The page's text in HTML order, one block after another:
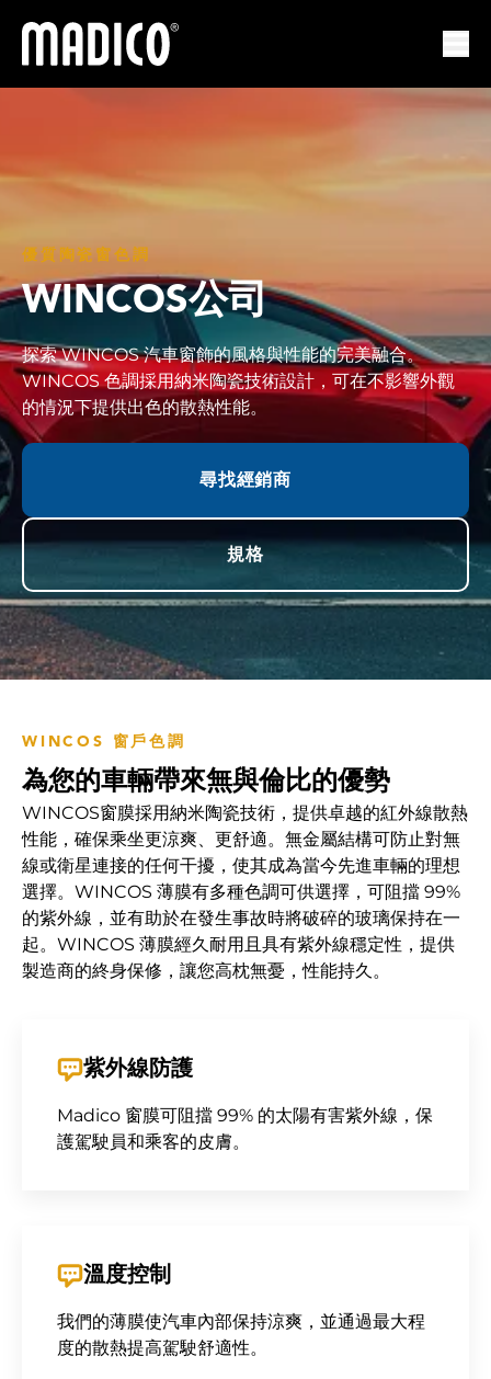
馬迪科
優質陶瓷窗色調
WINCOS公司
探索 WINCOS 汽車窗飾的風格與性能的完美融合。
WINCOS 色調採用納米陶瓷技術設計，可在不影響外觀
的情況下提供出色的散熱性能。
尋找經銷商
規格
WINCOS 窗戶色調
為您的車輛帶來無與倫比的優勢
WINCOS窗膜採用納米陶瓷技術，提供卓越的紅外線散熱
性能，確保乘坐更涼爽、更舒適。無金屬結構可防止對無
線或衛星連接的任何干擾，使其成為當今先進車輛的理想
選擇。WINCOS 薄膜有多種色調可供選擇，可阻擋 99%
的紫外線，並有助於在發生事故時將破碎的玻璃保持在一
起。WINCOS 薄膜經久耐用且具有紫外線穩定性，提供
製造商的終身保修，讓您高枕無憂，性能持久。
紫外線防護
Madico 窗膜可阻擋 99% 的太陽有害紫外線，保
護駕駛員和乘客的皮膚。
溫度控制
我們的薄膜使汽車內部保持涼爽，並通過最大程
度的散熱提高駕駛舒適性。